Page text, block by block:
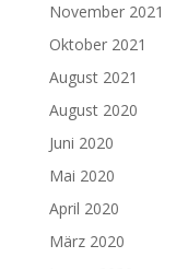
November 2021
Oktober 2021
August 2021
August 2020
Juni 2020
Mai 2020
April 2020
März 2020